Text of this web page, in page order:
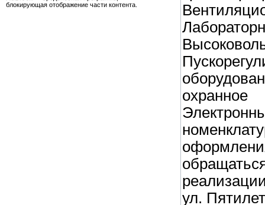
блокирующая отображение части контента.
ул.